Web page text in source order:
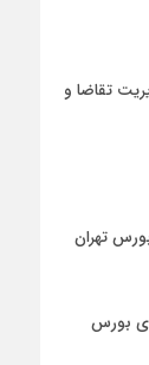
مدیریت تقاضا و
بورس تهران
بورس